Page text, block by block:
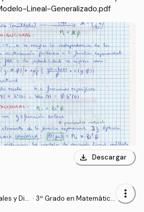
Lineal-Generalizado.pdf
download Descargar
y Dis
· 3º Grado en Matemática
more_vert